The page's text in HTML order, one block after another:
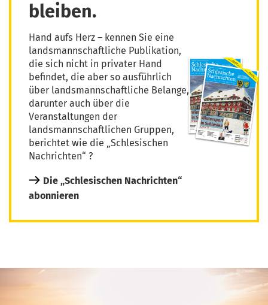
bleiben.
Hand aufs Herz – kennen Sie eine
landsmannschaftliche Publikation,
die sich nicht in privater Hand
befindet, die aber so ausführlich
über landsmannschaftliche Belange,
darunter auch über die
Veranstaltungen der
landsmannschaftlichen Gruppen,
berichtet wie die „Schlesischen
Nachrichten“ ?
Die „Schlesischen Nachrichten“
abonnieren